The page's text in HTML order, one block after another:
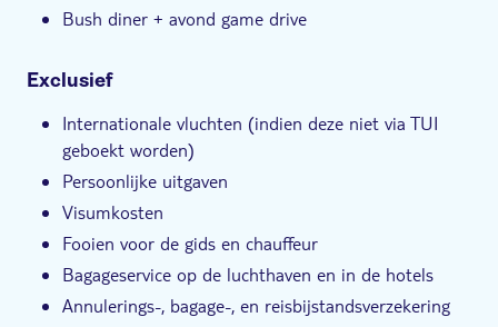
Bush diner + avond game drive
Exclusief
Internationale vluchten (indien deze niet via TUI
geboekt worden)
Persoonlijke uitgaven
Visumkosten
Fooien voor de gids en chauffeur
Bagageservice op de luchthaven en in de hotels
Annulerings-, bagage-, en reisbijstandsverzekering